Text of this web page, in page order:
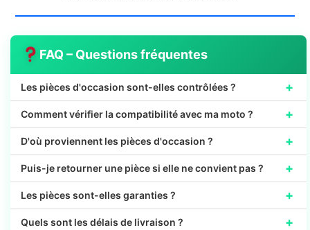
50
FAQ – Questions fréquentes
Les pièces d'occasion sont-elles contrôlées ? +
Comment vérifier la compatibilité avec ma moto ? +
D'où proviennent les pièces d'occasion ? +
Puis-je retourner une pièce si elle ne convient pas ? +
Les pièces sont-elles garanties ? +
Quels sont les délais de livraison ? +